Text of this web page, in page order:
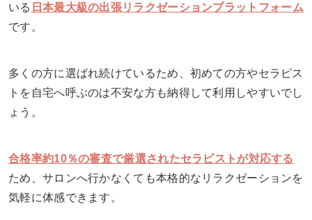
いる 日本最大級の出張リラクゼーションプラットフォーム
です。
多くの方に選ばれ続けているため、初めての方やセラピス
トを自宅へ呼ぶのは不安な方も納得して利用しやすいでし
ょう。
合格率約10％の審査で厳選されたセラピストが対応する
ため、サロンへ行かなくても本格的なリラクゼーションを
気軽に体感できます。